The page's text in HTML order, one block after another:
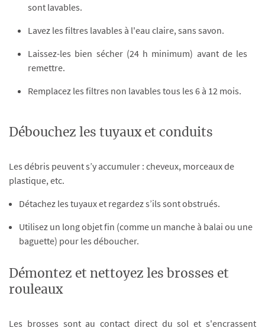
sont lavables.
Lavez les filtres lavables à l'eau claire, sans savon.
Laissez-les bien sécher (24 h minimum) avant de les
remettre.
Remplacez les filtres non lavables tous les 6 à 12 mois.
Débouchez les tuyaux et conduits
Les débris peuvent s’y accumuler : cheveux, morceaux de
plastique, etc.
Détachez les tuyaux et regardez s’ils sont obstrués.
Utilisez un long objet fin (comme un manche à balai ou une
baguette) pour les déboucher.
Démontez et nettoyez les brosses et
rouleaux
Les brosses sont au contact direct du sol et s'encrassent